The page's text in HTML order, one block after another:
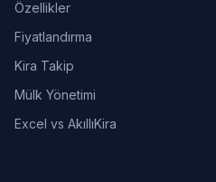
Özellikler
Fiyatlandırma
Kira Takip
Mülk Yönetimi
Excel vs AkıllıKira